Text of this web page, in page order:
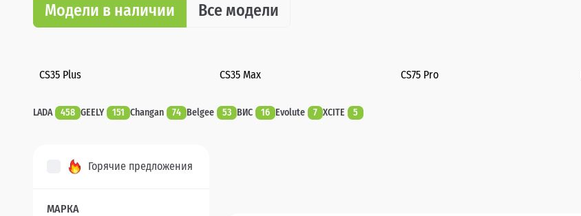
Модели в наличии Все модели
CS35 Plus CS35 Max CS75 Pro
LADA 458 GEELY 151 Changan 74 Belgee 53 ВИС 16 Evolute 7 XCITE 5
Горячие предложения
МАРКА